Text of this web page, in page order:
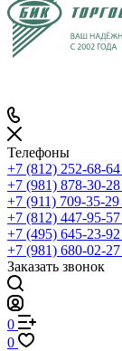
Телефоны
+7 (812) 252-68-64
+7 (981) 878-30-28
+7 (911) 709-35-29
+7 (812) 447-95-57
+7 (495) 645-23-92
+7 (981) 680-02-27
Заказать звонок
0
0